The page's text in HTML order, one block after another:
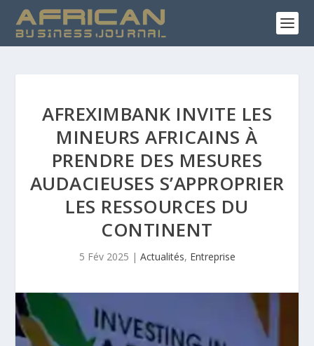
AFREXIMBANK INVITE LES
MINEURS AFRICAINS À
PRENDRE DES MESURES
AUDACIEUSES S’APPROPRIER
LES RESSOURCES DU
CONTINENT
5 Fév 2025 | Actualités, Entreprise